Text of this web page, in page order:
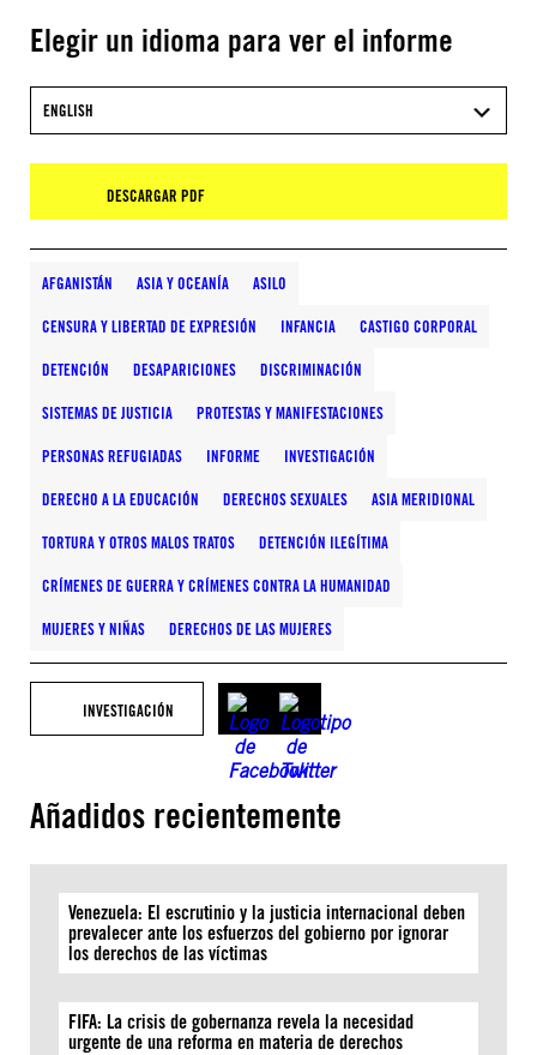
Elegir un idioma para ver el informe
ENGLISH
DESCARGAR PDF
AFGANISTÁN ASIA Y OCEANÍA ASILO
CENSURA Y LIBERTAD DE EXPRESIÓN INFANCIA CASTIGO CORPORAL
DETENCIÓN DESAPARICIONES DISCRIMINACIÓN
SISTEMAS DE JUSTICIA PROTESTAS Y MANIFESTACIONES
PERSONAS REFUGIADAS INFORME INVESTIGACIÓN
DERECHO A LA EDUCACIÓN DERECHOS SEXUALES ASIA MERIDIONAL
TORTURA Y OTROS MALOS TRATOS DETENCIÓN ILEGÍTIMA
CRÍMENES DE GUERRA Y CRÍMENES CONTRA LA HUMANIDAD
MUJERES Y NIÑAS DERECHOS DE LAS MUJERES
INVESTIGACIÓN
Añadidos recientemente
Venezuela: El escrutinio y la justicia internacional deben
prevalecer ante los esfuerzos del gobierno por ignorar
los derechos de las víctimas
FIFA: La crisis de gobernanza revela la necesidad
urgente de una reforma en materia de derechos